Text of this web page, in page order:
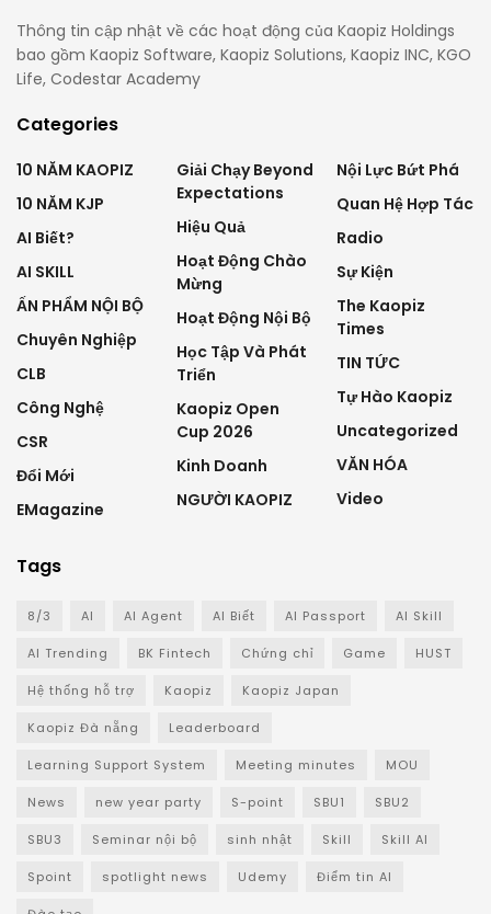
Thông tin cập nhật về các hoạt động của Kaopiz Holdings
bao gồm Kaopiz Software, Kaopiz Solutions, Kaopiz INC, KGO
Life, Codestar Academy
Categories
10 NĂM KAOPIZ
10 NĂM KJP
AI Biết?
AI SKILL
ẤN PHẨM NỘI BỘ
Chuyên Nghiệp
CLB
Công Nghệ
CSR
Đổi Mới
EMagazine
Giải Chạy Beyond
Expectations
Hiệu Quả
Hoạt Động Chào
Mừng
Hoạt Động Nội Bộ
Học Tập Và Phát
Triển
Kaopiz Open
Cup 2026
Kinh Doanh
NGƯỜI KAOPIZ
Nội Lực Bứt Phá
Quan Hệ Hợp Tác
Radio
Sự Kiện
The Kaopiz
Times
TIN TỨC
Tự Hào Kaopiz
Uncategorized
VĂN HÓA
Video
Tags
8/3 AI AI Agent AI Biết AI Passport AI Skill
AI Trending BK Fintech Chứng chỉ Game HUST
Hệ thống hỗ trợ Kaopiz Kaopiz Japan
Kaopiz Đà nẵng Leaderboard
Learning Support System Meeting minutes MOU
News new year party S-point SBU1 SBU2
SBU3 Seminar nội bộ sinh nhật Skill Skill AI
Spoint spotlight news Udemy Điểm tin AI